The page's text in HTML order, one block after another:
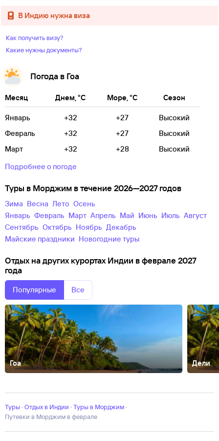
в Индию нужна виза
Как получить визу?
Какие нужны документы?
Погода в Гоа
Месяц Днем, °C Море, °C Сезон
Январь +32 +27
Высокий
Февраль
+32 +27
Высокий
Март
+32 +28
Высокий
Подробнее о погоде
Туры в Морджим в течение 2026—2027 годов
зима весна лето
осень
Январь
Февраль Март Апрель Май Июнь Июль
Август
Сентябрь
Октябрь Ноябрь
Декабрь
майские праздники
новогодние туры
Отдых на других курортах Индии в феврале 2027
года
Популярные Все
Гоа Дели
Туры · Отдых в Индии · Туры в Морджим ·
Путевки в Морджим в феврале